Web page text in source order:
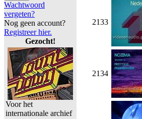
Wachtwoord
vergeten?
Nog geen account?
Registreer hier.
Gezocht!
Voor het
internationale archief
2133
2134